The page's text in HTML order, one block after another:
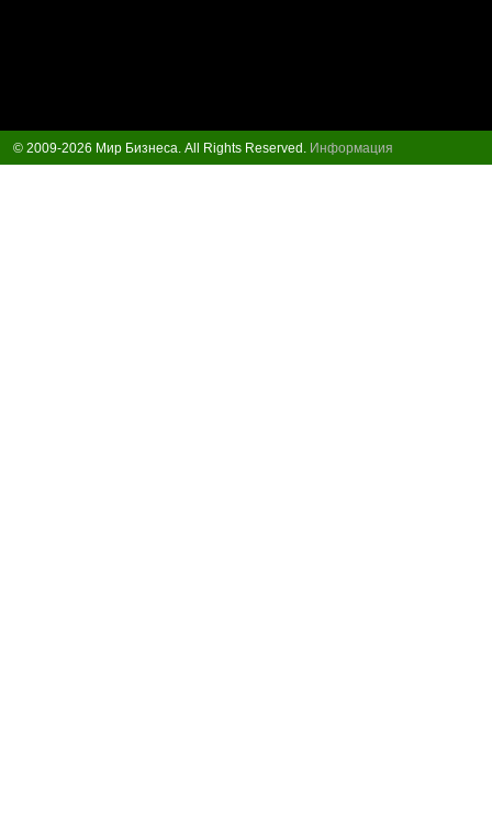
© 2009-2026 Мир Бизнеса. All Rights Reserved. Информация